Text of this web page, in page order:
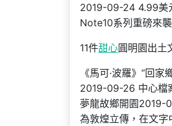
2019-09-24 4.99美
Note10系列重磅來
11件甜心圓明園出土
《馬可·波羅》“回
2019-09-26 中心檔
夢龍故鄉開園2019-
為敦煌立傳，在文